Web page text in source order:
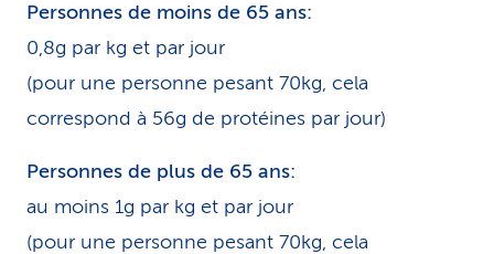
Personnes de moins de 65 ans:
0,8g par kg et par jour
(pour une personne pesant 70kg, cela
correspond à 56g de protéines par jour)
Personnes de plus de 65 ans:
au moins 1g par kg et par jour
(pour une personne pesant 70kg, cela